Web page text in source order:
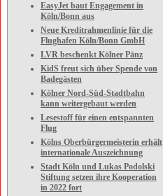
EasyJet baut Engagement in
Köln/Bonn aus
Neue Kreditrahmenlinie für die
Flughafen Köln/Bonn GmbH
LVR beschenkt Kölner Pänz
KidS freut sich über Spende von
Badegästen
Kölner Nord-Süd-Stadtbahn
kann weitergebaut werden
Lesestoff für einen entspannten
Flug
Kölns Oberbürgermeisterin erhält
internationale Auszeichnung
Stadt Köln und Lukas Podolski
Stiftung setzen ihre Kooperation
in 2022 fort